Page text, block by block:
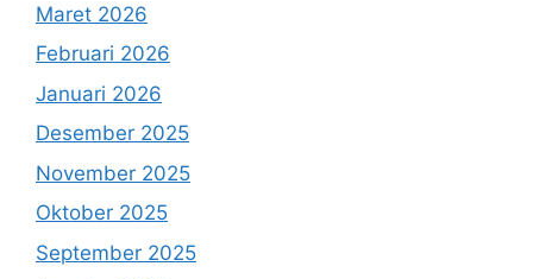
Maret 2026
Februari 2026
Januari 2026
Desember 2025
November 2025
Oktober 2025
September 2025